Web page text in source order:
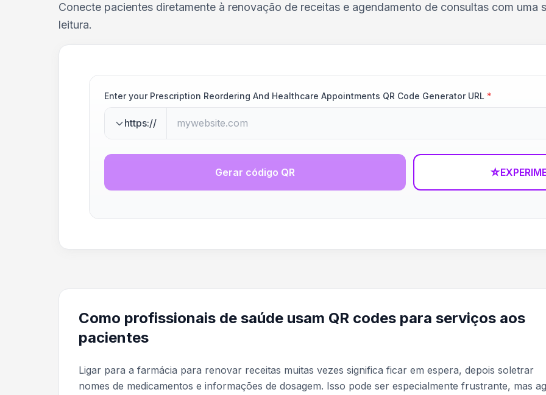
Conecte pacientes diretamente à renovação de receitas e agendamento de consultas com uma
leitura.
Enter your Prescription Reordering And Healthcare Appointments QR Code Generator URL *
https://
Gerar código QR ☆
Como profissionais de saúde usam QR codes para serviços aos
pacientes
Ligar para a farmácia para renovar receitas muitas vezes significa ficar em espera, depois soletrar
nomes de medicamentos e informações de dosagem. Isso pode ser especialmente frustrante, mas